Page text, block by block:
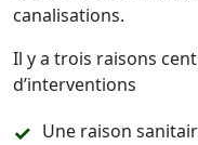
canalisations.
Il y a trois raisons
d’interventions
Une raison